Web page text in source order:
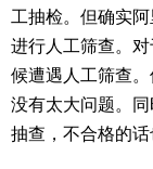
工抽检。但确实
进行人工筛查。
候遭遇人工筛查
没有太大问题。
抽查，不合格的话